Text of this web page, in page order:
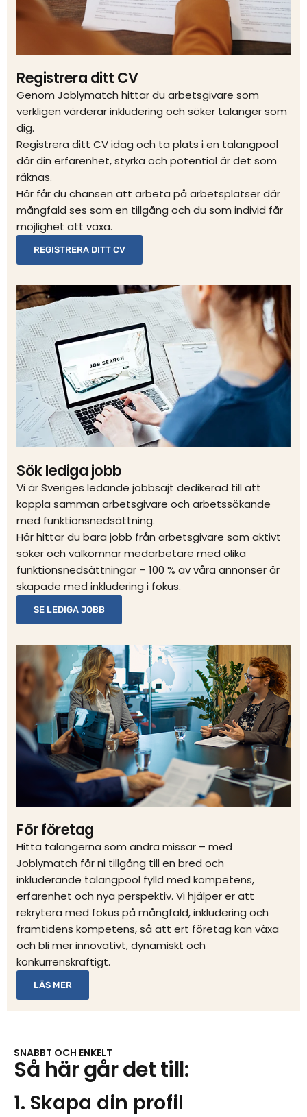
Registrera ditt CV
Genom Joblymatch hittar du arbetsgivare som
verkligen värderar inkludering och söker talanger som
dig.
Registrera ditt CV idag och ta plats i en talangpool
där din erfarenhet, styrka och potential är det som
räknas.
Här får du chansen att arbeta på arbetsplatser där
mångfald ses som en tillgång och du som individ får
möjlighet att växa.
REGISTRERA DITT CV
Sök lediga jobb
Vi är Sveriges ledande jobbsajt dedikerad till att
koppla samman arbetsgivare och arbetssökande
med funktionsnedsättning.
Här hittar du bara jobb från arbetsgivare som aktivt
söker och välkomnar medarbetare med olika
funktionsnedsättningar – 100 % av våra annonser är
skapade med inkludering i fokus.
SE LEDIGA JOBB
För företag
Hitta talangerna som andra missar – med
Joblymatch får ni tillgång till en bred och
inkluderande talangpool fylld med kompetens,
erfarenhet och nya perspektiv. Vi hjälper er att
rekrytera med fokus på mångfald, inkludering och
framtidens kompetens, så att ert företag kan växa
och bli mer innovativt, dynamiskt och
konkurrenskraftigt.
LÄS MER
SNABBT OCH ENKELT
Så här går det till:
1. Skapa din profil